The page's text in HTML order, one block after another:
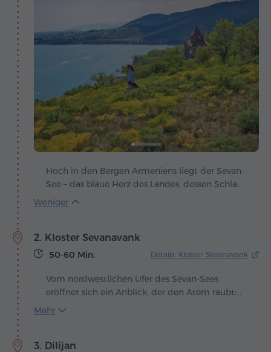
Hoch in den Bergen Armeniens liegt der Sevan-
See – das blaue Herz des Landes, dessen Schlag
mit Wind und Sonne im Einklang ist. Der
Legende nach erstreckte sich hier einst ein
und es mit Wasser füllte, um den Menschen ein
unschätzbares Geschenk zu machen.
2. Kloster Sevanavank
50-60 Min. Details: Kloster Sevanavank
Vom nordwestlichen Ufer des Sevan-Sees
eröffnet sich ein Anblick, der den Atem raubt:
Aus der spiegelnden Wasserfläche erhebt sich
von König Ashot Bagratuni, das Kloster
Mehr
3. Dilijan